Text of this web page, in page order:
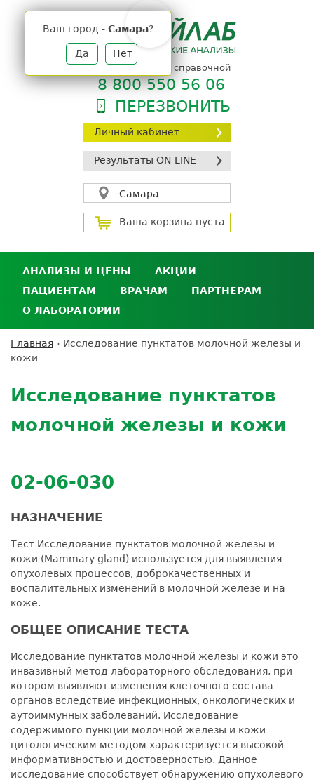
Личный кабинет
Результаты ON-LINE
Самара
Ваш город - Самара?
Да Нет
Ваша корзина пуста
телефон единой справочной
8 800 550 56 06
ПЕРЕЗВОНИТЬ
АНАЛИЗЫ И ЦЕНЫ
Анализы и цены
Где сдать анализы
Выезд на дом
Подготовка к анализам
АКЦИИ
ПАЦИЕНТАМ
Личный кабинет пациента
Дисконтная программа
ДМС
Усиление профилактических мер для
безопасности пациентов
ВРАЧАМ ПАРТНЕРАМ
кабинет
партнёра
Экскурсия в
О ЛАБОРАТОРИИ
Контроль качества
Документы
Вы
Главная › Исследование пунктатов молочной железы и
кожи
to
top
Исследование пунктатов
молочной железы и кожи
02-06-030
НАЗНАЧЕНИЕ
Тест Исследование пунктатов молочной железы и
кожи (Mammary gland) используется для выявления
опухолевых процессов, доброкачественных и
воспалительных изменений в молочной железе и на
коже.
ОБЩЕЕ ОПИСАНИЕ ТЕСТА
Исследование пунктатов молочной железы и кожи это
инвазивный метод лабораторного обследования, при
котором выявляют изменения клеточного состава
органов вследствие инфекционных, онкологических и
аутоиммунных заболеваний. Исследование
содержимого пункции молочной железы и кожи
цитологическим методом характеризуется высокой
информативностью и достоверностью. Данное
исследование способствует обнаружению опухолевого